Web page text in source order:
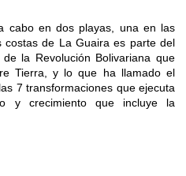
cabo en dos playas, una en las
de La Guaira es parte del
la Revolución Bolivariana que
Tierra, y lo que ha llamado el
7 transformaciones que ejecuta
y crecimiento que incluye la